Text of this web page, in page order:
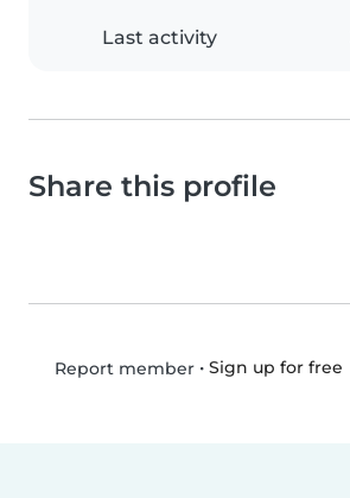
Last activity
Share this profile
Report member• Sign up for free